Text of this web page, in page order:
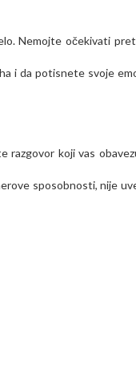
Nemojte očekivati
i da potisnete svoje
razgovor koji vas
sposobnosti, nije